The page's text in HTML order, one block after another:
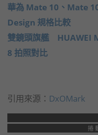
華為 Mate 10、Mate
Design 規格比較
雙鏡頭旗艦 HUAWEI
8 拍照對比
引用來源： DxOMark
捲